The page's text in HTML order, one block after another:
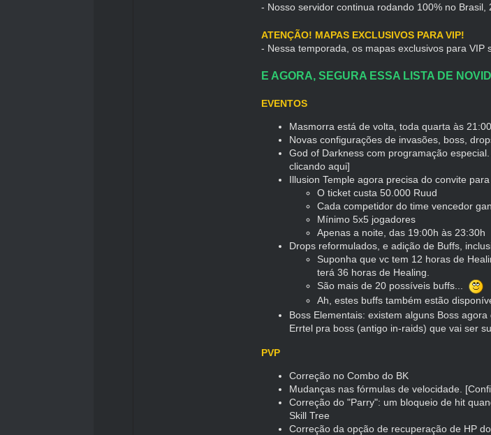
- Nosso servidor continua rodando 100% no
ATENÇÃO! MAPAS EXCLUSIVOS PARA VIP!
- Nessa temporada, os mapas exclusivos para VIP
E AGORA, SEGURA ESSA LISTA DE
EVENTOS
Masmorra está de volta, toda quarta às
Novas configurações de invasões, boss,
God of Darkness com programação
clicando aqui]
Illusion Temple agora precisa do convite
O ticket custa 50.000 Ruud
Cada competidor do time vencedor
Mínimo 5x5 jogadores
Apenas a noite, das 19:00h às 23:30h
Drops reformulados, e adição de Buffs,
Suponha que vc tem 12 horas de
terá 36 horas de Healing.
São mais de 20 possíveis buffs...
Ah, estes buffs também estão
Boss Elementais: existem alguns Boss
Errtel pra boss (antigo in-raids) que vai ser
PVP
Correção no Combo do BK
Mudanças nas fórmulas de velocidade.
Correção do "Parry": um bloqueio de hit
Skill Tree
Correção da opção de recuperação de HP